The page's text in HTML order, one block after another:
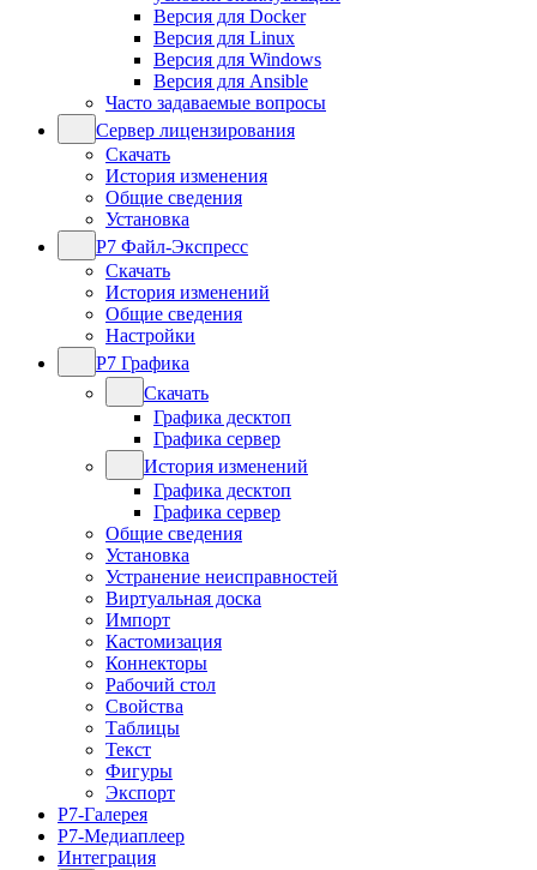
Версия для Docker
Версия для Linux
Версия для Windows
Версия для Ansible
Часто задаваемые вопросы
Сервер лицензирования
Скачать
История изменения
Общие сведения
Установка
Р7 Файл-Экспресс
Скачать
История изменений
Общие сведения
Настройки
Р7 Графика
Скачать
Графика десктоп
Графика сервер
История изменений
Графика десктоп
Графика сервер
Общие сведения
Установка
Устранение неисправностей
Виртуальная доска
Импорт
Кастомизация
Коннекторы
Рабочий стол
Свойства
Таблицы
Текст
Фигуры
Экспорт
Р7-Галерея
Р7-Медиаплеер
Интеграция